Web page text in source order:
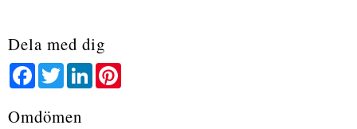
Dela med dig
FacebookTwitterLinkedIn
Omdömen